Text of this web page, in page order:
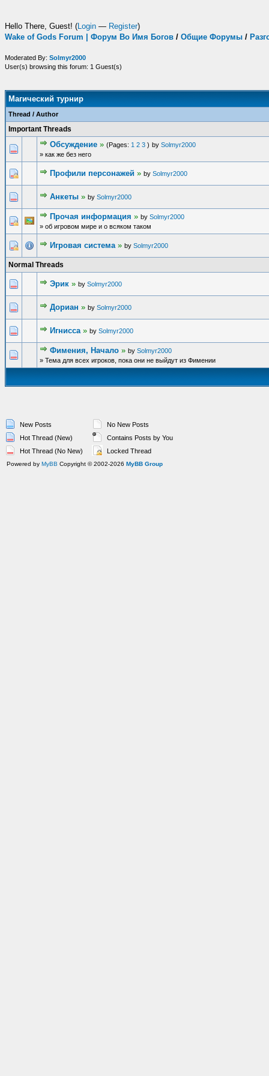
Hello There, Guest! (Login — Register)
Wake of Gods Forum | Форум Во Имя Богов / Общие Форумы /
Moderated By: Solmyr2000
User(s) browsing this forum: 1 Guest(s)
Магический турнир
Thread / Author
Important Threads
Обсуждение » (Pages: 1 2 3 ) by Solmyr2000
» как же без него
Профили персонажей » by Solmyr2000
Анкеты » by Solmyr2000
Прочая информация » by Solmyr2000
» об игровом мире и о всяком таком
Игровая система » by Solmyr2000
Normal Threads
Эрик » by Solmyr2000
Дориан » by Solmyr2000
Игнисса » by Solmyr2000
Фимения, Начало » by Solmyr2000
» Тема для всех игроков, пока они не выйдут из Фимении
New Posts
Hot Thread (New)
Hot Thread (No New)
No New Posts
Contains Posts by You
Locked Thread
Powered by MyBB Copyright © 2002-2026 MyBB Group